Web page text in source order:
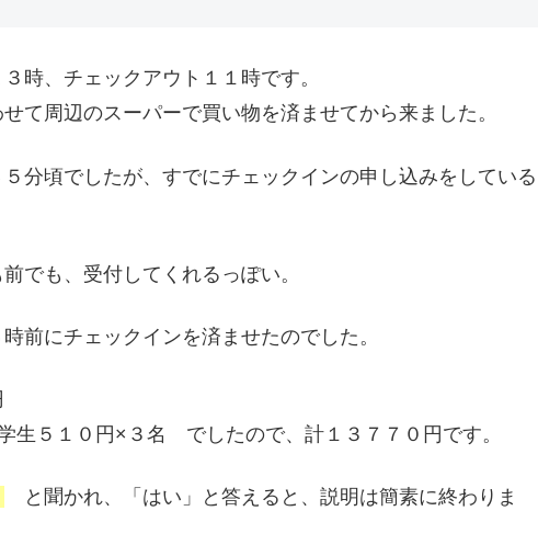
時、チェックアウト１１時です。
て周辺のスーパーで買い物を済ませてから来ました。
分頃でしたが、すでにチェックインの申し込みをしている
でも、受付してくれるっぽい。
前にチェックインを済ませたのでした。
５１０円×３名 でしたので、計１３７７０円です。
と聞かれ、「はい」と答えると、説明は簡素に終わりま